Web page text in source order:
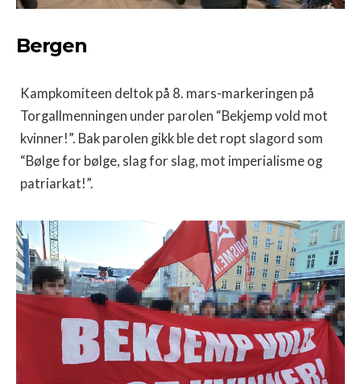
Bergen
Kampkomiteen deltok på 8. mars-markeringen på
Torgallmenningen under parolen “Bekjemp vold mot
kvinner!”. Bak parolen gikk ble det ropt slagord som
“Bølge for bølge, slag for slag, mot imperialisme og
patriarkat!”.